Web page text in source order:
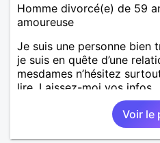
Homme divorcé(e) de 59
amoureuse
Je suis une personne bien
je suis en quête d’une
mesdames n’hésitez
lire. Laissez-moi vos infos
Voir le